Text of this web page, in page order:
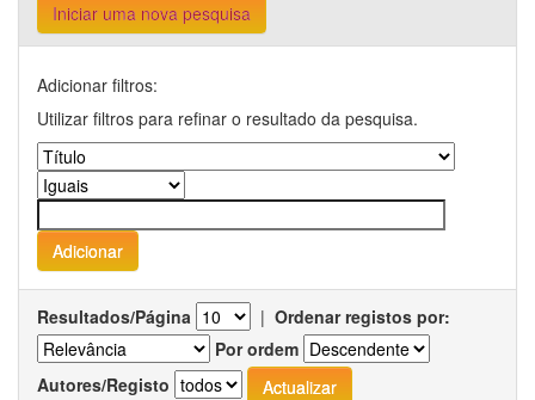
Iniciar uma nova pesquisa
Adicionar filtros:
Utilizar filtros para refinar o resultado da pesquisa.
Resultados/Página | Ordenar registos por:
Por ordem
Autores/Registo